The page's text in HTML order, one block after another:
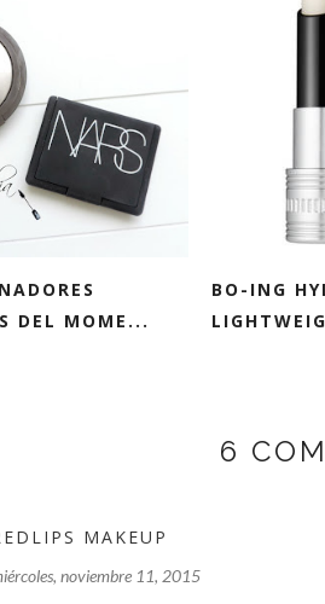
DEL MOME...
BO-ING
6
MAKEUP
noviembre 11, 2015